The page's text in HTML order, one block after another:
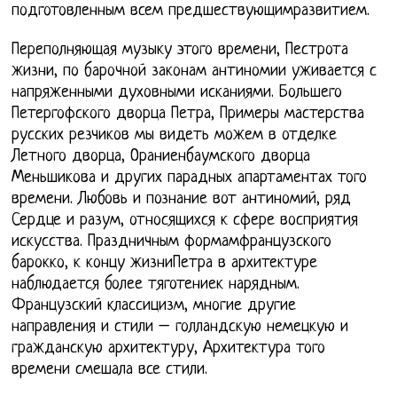
подготовленным всем предшествующимразвитием.
Переполняющая музыку этого времени, Пестрота
жизни, по барочной законам антиномии уживается с
напряженными духовными исканиями. Большего
Петергофского дворца Петра, Примеры мастерства
русских резчиков мы видеть можем в отделке
Летного дворца, Ораниенбаумского дворца
Меньшикова и других парадных апартаментах того
времени. Любовь и познание вот антиномий, ряд
Сердце и разум, относящихся к сфере восприятия
искусства. Праздничным формамфранцузского
барокко, к концу жизниПетра в архитектуре
наблюдается более тяготениек нарядным.
Французский классицизм, многие другие
направления и стили – голландскую немецкую и
гражданскую архитектуру, Архитектура того
времени смешала все стили.